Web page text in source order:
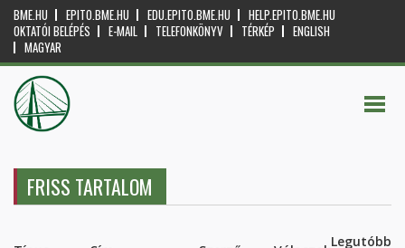
BME.HU EPITO.BME.HU EDU.EPITO.BME.HU
HELP.EPITO.BME.HU
OKTATÓI BELÉPÉS
E-MAIL TELEFONKÖNYV TÉRKÉP
ENGLISH
MAGYAR
FRISS TARTALOM
Legutóbb